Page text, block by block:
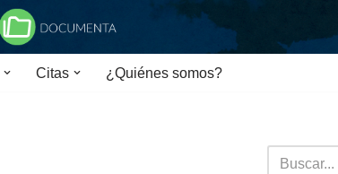
Citas ¿Quiénes somos?